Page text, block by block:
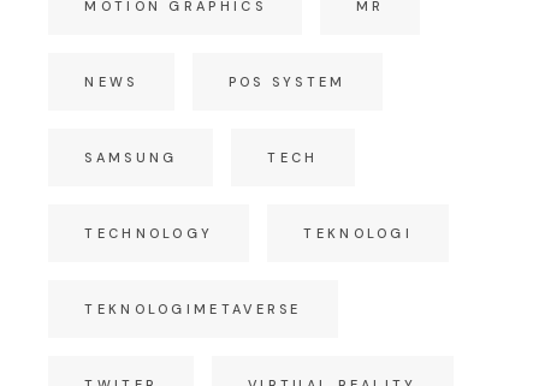
MOTION GRAPHICS MR
NEWS POS SYSTEM
SAMSUNG TECH
TECHNOLOGY TEKNOLOGI
TEKNOLOGIMETAVERSE